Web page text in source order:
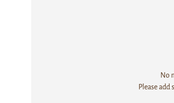
No
Please add